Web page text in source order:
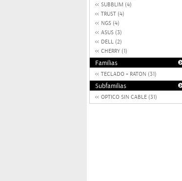
SUBBLIM (4)
TRUST (4)
NGS (4)
ASUS (3)
DELL (2)
CHERRY (1)
Familias
TECLADO + RATON (31)
Subfamilias
OPTICO SIN CABLE (31)